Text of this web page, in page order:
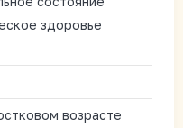
здоровье
возрасте